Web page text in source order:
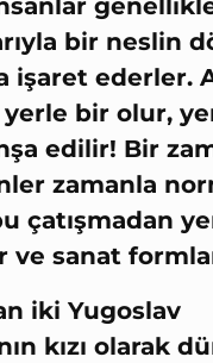
bir neslin
işaret ederler.
yerle bir olur,
edilir! Bir
zamanla
çatışmadan
ve sanat
iki Yugoslav
kızı olarak